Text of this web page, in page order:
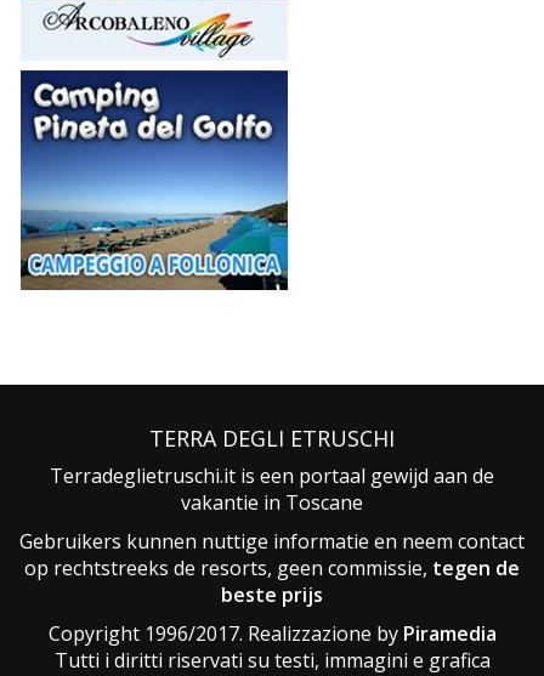
TERRA DEGLI ETRUSCHI
Terradeglietruschi.it is een portaal gewijd aan de
vakantie in Toscane
Gebruikers kunnen nuttige informatie en neem contact
op rechtstreeks de resorts, geen commissie, tegen de
beste prijs
Copyright 1996/2017. Realizzazione by Piramedia
Tutti i diritti riservati su testi, immagini e grafica